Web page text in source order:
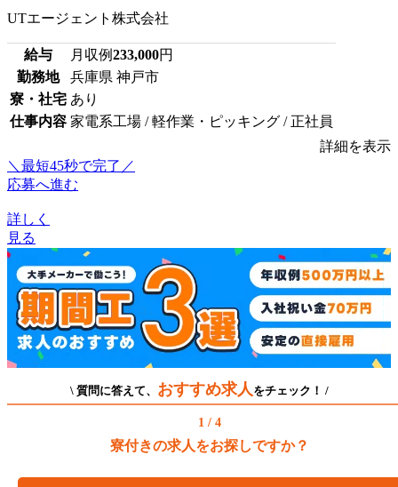
UTエージェント株式会社
給与 月収例233,000円
勤務地
兵庫県 神戸市
寮・社宅 あり
仕事内容 家電系工場 / 軽作業・ピッキング / 正社員
詳細を表示
＼最短45秒で完了／
応募へ進む
詳しく
見る
\ 質問に答えて、 おすすめ求人 をチェック！ /
1 / 4
寮付きの求人をお探しですか？